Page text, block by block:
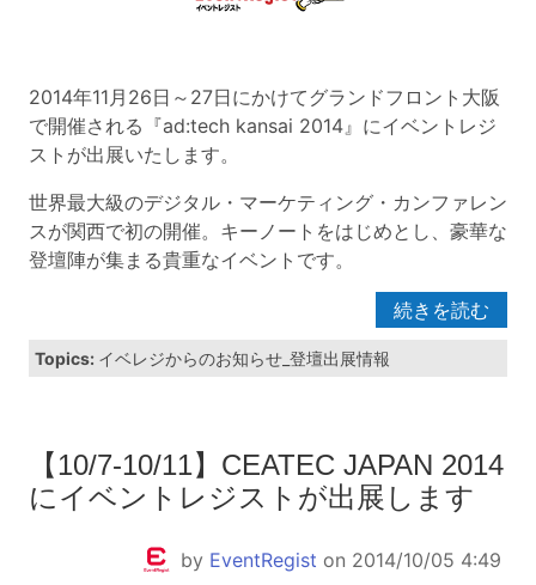
2014年11月26日～27日にかけてグランドフロント大阪
で開催される『ad:tech kansai 2014』にイベントレジ
ストが出展いたします。
世界最大級のデジタル・マーケティング・カンファレン
スが関西で初の開催。キーノートをはじめとし、豪華な
登壇陣が集まる貴重なイベントです。
続きを読む
Topics: イベレジからのお知らせ_登壇出展情報
【10/7-10/11】CEATEC JAPAN 2014
にイベントレジストが出展します
by EventRegist on 2014/10/05 4:49